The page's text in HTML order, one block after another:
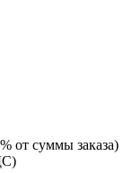
от суммы заказа)